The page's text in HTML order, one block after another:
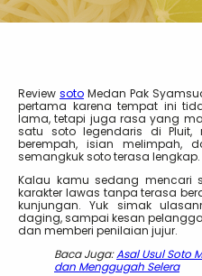
Review soto Medan Pak
pertama karena tempat ini
lama, tetapi juga rasa yang
satu soto legendaris di
berempah, isian melimpah,
semangkuk soto terasa lengkap.
Kalau kamu sedang mencari
karakter lawas tanpa terasa
kunjungan. Yuk simak
daging, sampai kesan
dan memberi penilaian jujur.
Baca Juga:Asal Usul Soto
dan Menggugah Selera